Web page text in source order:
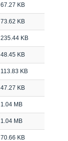
67.27 KB
73.62 KB
235.44 KB
48.45 KB
113.83 KB
47.27 KB
1.04 MB
1.04 MB
70.66 KB